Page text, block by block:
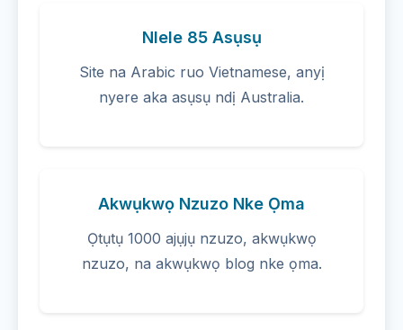
Nlele 85 Asụsụ
Site na Arabic ruo Vietnamese, anyị
nyere aka asụsụ ndị Australia.
Akwụkwọ Nzuzo Nke Ọma
Ọtụtụ 1000 ajụjụ nzuzo, akwụkwọ
nzuzo, na akwụkwọ blog nke ọma.